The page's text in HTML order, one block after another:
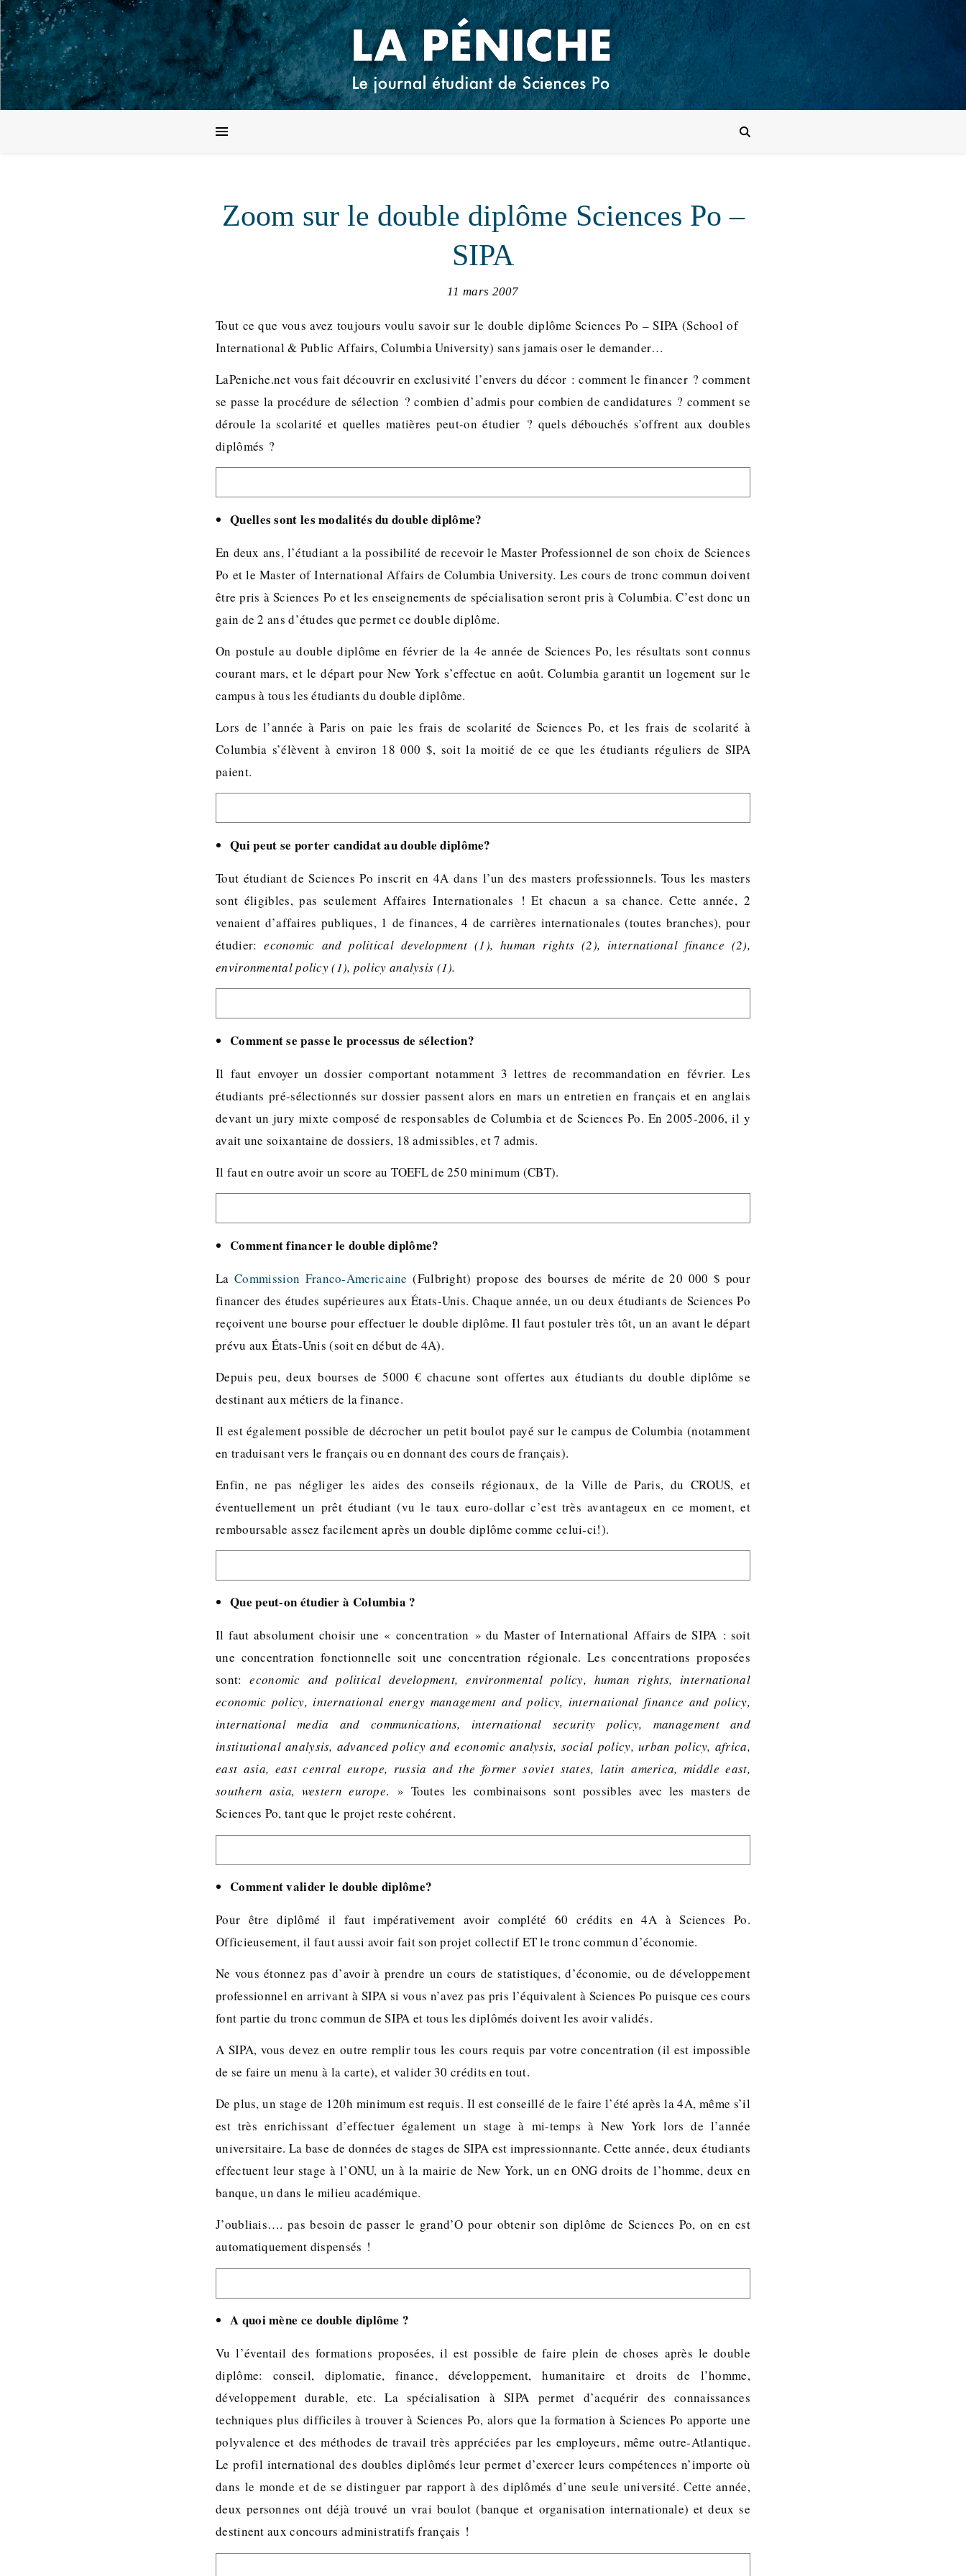
Zoom sur le double diplôme Sciences Po –
SIPA
11 mars 2007
Tout ce que vous avez toujours voulu savoir sur le double diplôme Sciences Po – SIPA (School of
International & Public Affairs, Columbia University) sans jamais oser le demander…
LaPeniche.net vous fait découvrir en exclusivité l’envers du décor : comment le financer ? comment
se passe la procédure de sélection ? combien d’admis pour combien de candidatures ? comment se
déroule la scolarité et quelles matières peut-on étudier ? quels débouchés s’offrent aux doubles
diplômés ?
Quelles sont les modalités du double diplôme?
En deux ans, l’étudiant a la possibilité de recevoir le Master Professionnel de son choix de Sciences
Po et le Master of International Affairs de Columbia University. Les cours de tronc commun doivent
être pris à Sciences Po et les enseignements de spécialisation seront pris à Columbia. C’est donc un
gain de 2 ans d’études que permet ce double diplôme.
On postule au double diplôme en février de la 4e année de Sciences Po, les résultats sont connus
courant mars, et le départ pour New York s’effectue en août. Columbia garantit un logement sur le
campus à tous les étudiants du double diplôme.
Lors de l’année à Paris on paie les frais de scolarité de Sciences Po, et les frais de scolarité à
Columbia s’élèvent à environ 18 000 $, soit la moitié de ce que les étudiants réguliers de SIPA
paient.
Qui peut se porter candidat au double diplôme?
Tout étudiant de Sciences Po inscrit en 4A dans l’un des masters professionnels. Tous les masters
sont éligibles, pas seulement Affaires Internationales ! Et chacun a sa chance. Cette année, 2
venaient d’affaires publiques, 1 de finances, 4 de carrières internationales (toutes branches), pour
étudier:economic and political development (1), human rights (2), international finance (2),
environmental policy (1), policy analysis (1).
Comment se passe le processus de sélection?
Il faut envoyer un dossier comportant notamment 3 lettres de recommandation en février. Les
étudiants pré-sélectionnés sur dossier passent alors en mars un entretien en français et en anglais
devant un jury mixte composé de responsables de Columbia et de Sciences Po. En 2005-2006, il y
avait une soixantaine de dossiers, 18 admissibles, et 7 admis.
Il faut en outre avoir un score au TOEFL de 250 minimum (CBT).
Comment financer le double diplôme?
LaCommission Franco-Americaine (Fulbright) propose des bourses de mérite de 20 000 $ pour
financer des études supérieures aux États-Unis. Chaque année, un ou deux étudiants de Sciences Po
reçoivent une bourse pour effectuer le double diplôme. Il faut postuler très tôt, un an avant le départ
prévu aux États-Unis (soit en début de 4A).
Depuis peu, deux bourses de 5000 € chacune sont offertes aux étudiants du double diplôme se
destinant aux métiers de la finance.
Il est également possible de décrocher un petit boulot payé sur le campus de Columbia (notamment
en traduisant vers le français ou en donnant des cours de français).
Enfin, ne pas négliger les aides des conseils régionaux, de la Ville de Paris, du CROUS, et
éventuellement un prêt étudiant (vu le taux euro-dollar c’est très avantageux en ce moment, et
remboursable assez facilement après un double diplôme comme celui-ci!).
Que peut-on étudier à Columbia ?
Il faut absolument choisir une « concentration » du Master of International Affairs de SIPA : soit
une concentration fonctionnelle soit une concentration régionale. Les concentrations proposées
sont:economic and political development, environmental policy, human rights, international
economic policy, international energy management and policy, international finance and policy,
international media and communications, international security policy, management and
institutional analysis, advanced policy and economic analysis, social policy, urban policy, africa,
east asia, east central europe, russia and the former soviet states, latin america, middle east,
southern asia, western europe. » Toutes les combinaisons sont possibles avec les masters de
Sciences Po, tant que le projet reste cohérent.
Comment valider le double diplôme?
Pour être diplômé il faut impérativement avoir complété 60 crédits en 4A à Sciences Po.
Officieusement, il faut aussi avoir fait son projet collectif ET le tronc commun d’économie.
Ne vous étonnez pas d’avoir à prendre un cours de statistiques, d’économie, ou de développement
professionnel en arrivant à SIPA si vous n’avez pas pris l’équivalent à Sciences Po puisque ces cours
font partie du tronc commun de SIPA et tous les diplômés doivent les avoir validés.
A SIPA, vous devez en outre remplir tous les cours requis par votre concentration (il est impossible
de se faire un menu à la carte), et valider 30 crédits en tout.
De plus, un stage de 120h minimum est requis. Il est conseillé de le faire l’été après la 4A, même s’il
est très enrichissant d’effectuer également un stage à mi-temps à New York lors de l’année
universitaire. La base de données de stages de SIPA est impressionnante. Cette année, deux étudiants
effectuent leur stage à l’ONU, un à la mairie de New York, un en ONG droits de l’homme, deux en
banque, un dans le milieu académique.
J’oubliais…. pas besoin de passer le grand’O pour obtenir son diplôme de Sciences Po, on en est
automatiquement dispensés !
A quoi mène ce double diplôme ?
Vu l’éventail des formations proposées, il est possible de faire plein de choses après le double
diplôme: conseil, diplomatie, finance, développement, humanitaire et droits de l’homme,
développement durable, etc. La spécialisation à SIPA permet d’acquérir des connaissances
techniques plus difficiles à trouver à Sciences Po, alors que la formation à Sciences Po apporte une
polyvalence et des méthodes de travail très appréciées par les employeurs, même outre-Atlantique.
Le profil international des doubles diplômés leur permet d’exercer leurs compétences n’importe où
dans le monde et de se distinguer par rapport à des diplômés d’une seule université. Cette année,
deux personnes ont déjà trouvé un vrai boulot (banque et organisation internationale) et deux se
destinent aux concours administratifs français !